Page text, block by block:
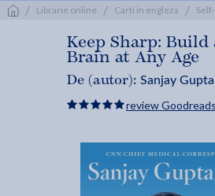
/ Librarie online / Carti in engleza /
Keep Sharp:
Brain at Any Age
De (autor): Sanjay Gupta
review Goodreads